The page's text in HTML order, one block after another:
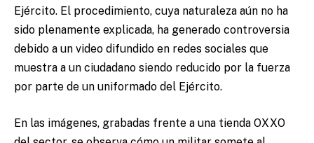
Ejército. El procedimiento, cuya naturaleza aún no ha
sido plenamente explicada, ha generado controversia
debido a un video difundido en redes sociales que
muestra a un ciudadano siendo reducido por la fuerza
por parte de un uniformado del Ejército.
En las imágenes, grabadas frente a una tienda OXXO